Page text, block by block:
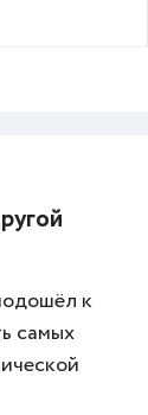
к
самых